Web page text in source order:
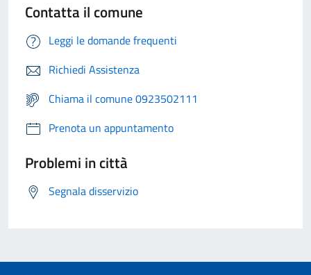
Contatta il comune
Leggi le domande frequenti
Richiedi Assistenza
Chiama il comune 0923502111
Prenota un appuntamento
Problemi in città
Segnala disservizio